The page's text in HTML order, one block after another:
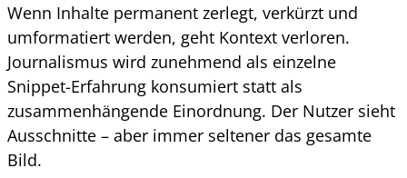
Wenn Inhalte permanent zerlegt, verkürzt und
umformatiert werden, geht Kontext verloren.
Journalismus wird zunehmend als einzelne
Snippet-Erfahrung konsumiert statt als
zusammenhängende Einordnung. Der Nutzer sieht
Ausschnitte – aber immer seltener das gesamte
Bild.